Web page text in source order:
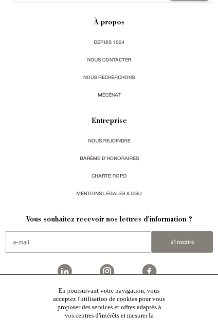
À propos
DEPUIS 1924
NOUS CONTACTER
NOUS RECHERCHONS
MÉCÉNAT
Entreprise
NOUS REJOINDRE
BARÈME D'HONORAIRES
CHARTE RGPD
MENTIONS LÉGALES & CGU
Vous souhaitez recevoir nos lettres d'information ?
s'inscrire
Patrice Besse est une agence immobilière basée à Paris, ayant créé un réseau national spécialisé
dans la vente de bâtiments de caractère:
demeures & maisons
appartements,Architecture du 20ème S.,monuments historiques
mas & corps de ferme,maisons de village,chalets
En poursuivant votre navigation, vous
acceptez l'utilisation de cookies pour vous
proposer des services et offres adaptés à
vos centres d'intérêts et mesurer la